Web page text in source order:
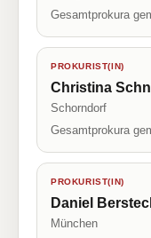
Gesamtprokura
PROKURIST(IN)
Christina
Schorndorf
Gesamtprokura
PROKURIST(IN)
Daniel
München